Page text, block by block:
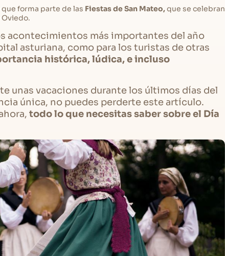
forma parte de las Fiestas de San Mateo,que se celebran
acontecimientos más importantes del año
asturiana, como para los turistas de otras
histórica, lúdica, e incluso
unas vacaciones durante los últimos días del
única, no puedes perderte este artículo.
todo lo que necesitas saber sobre el Día